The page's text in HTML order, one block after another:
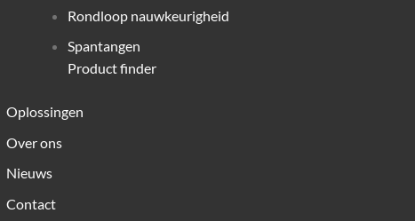
Rondloop nauwkeurigheid
Spantangen
Product finder
Oplossingen
Over ons
Nieuws
Contact